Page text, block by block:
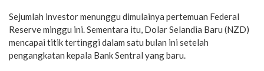
Sejumlah investor menunggu dimulainya pertemuan Federal
Reserve minggu ini. Sementara itu, Dolar Selandia Baru (NZD)
mencapai titik tertinggi dalam satu bulan ini setelah
pengangkatan kepala Bank Sentral yang baru.